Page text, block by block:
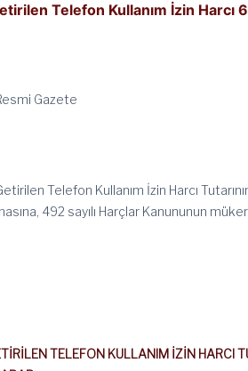
Telefon Kullanım İzin Harcı
Gazete
Telefon Kullanım İzin Harcı
492 sayılı Harçlar Kanununun
TELEFON KULLANIM İZİN HARCI